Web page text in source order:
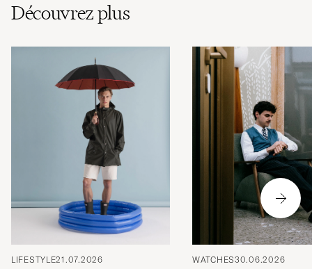
Découvrez plus
LIFESTYLE21.07.2026 WATCHES30.06.2026